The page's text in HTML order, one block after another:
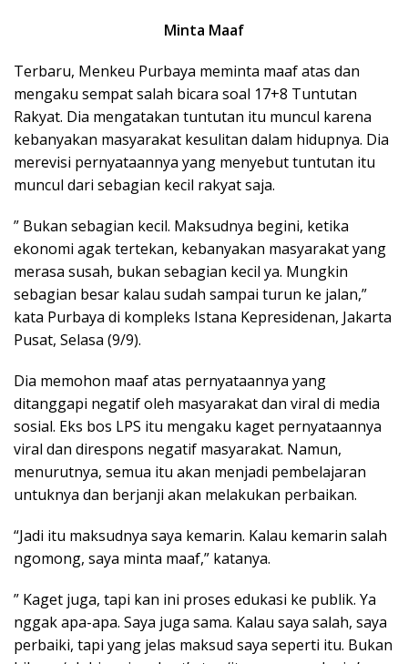
Minta Maaf
Terbaru, Menkeu Purbaya meminta maaf atas dan
mengaku sempat salah bicara soal 17+8 Tuntutan
Rakyat. Dia mengatakan tuntutan itu muncul karena
kebanyakan masyarakat kesulitan dalam hidupnya. Dia
merevisi pernyataannya yang menyebut tuntutan itu
muncul dari sebagian kecil rakyat saja.
” Bukan sebagian kecil. Maksudnya begini, ketika
ekonomi agak tertekan, kebanyakan masyarakat yang
merasa susah, bukan sebagian kecil ya. Mungkin
sebagian besar kalau sudah sampai turun ke jalan,”
kata Purbaya di kompleks Istana Kepresidenan, Jakarta
Pusat, Selasa (9/9).
Dia memohon maaf atas pernyataannya yang
ditanggapi negatif oleh masyarakat dan viral di media
sosial. Eks bos LPS itu mengaku kaget pernyataannya
viral dan direspons negatif masyarakat. Namun,
menurutnya, semua itu akan menjadi pembelajaran
untuknya dan berjanji akan melakukan perbaikan.
“Jadi itu maksudnya saya kemarin. Kalau kemarin salah
ngomong, saya minta maaf,” katanya.
” Kaget juga, tapi kan ini proses edukasi ke publik. Ya
nggak apa-apa. Saya juga sama. Kalau saya salah, saya
perbaiki, tapi yang jelas maksud saya seperti itu. Bukan